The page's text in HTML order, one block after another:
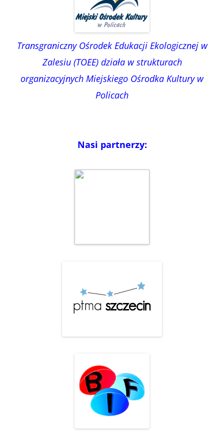
Transgraniczny Ośrodek Edukacji Ekologicznej w
Zalesiu (TOEE) działa w strukturach
organizacyjnych Miejskiego Ośrodka Kultury w
Policach
Nasi partnerzy: